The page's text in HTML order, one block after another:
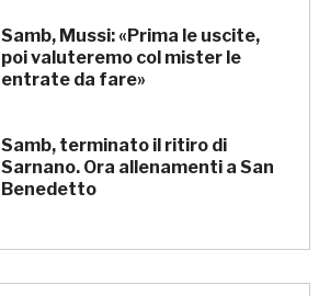
Samb, Mussi: «Prima le uscite,
poi valuteremo col mister le
entrate da fare»
Samb, terminato il ritiro di
Sarnano. Ora allenamenti a San
Benedetto